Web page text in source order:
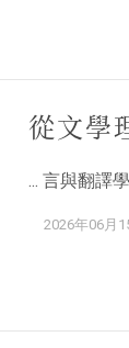
從文學
... 言與翻譯
2026年06月